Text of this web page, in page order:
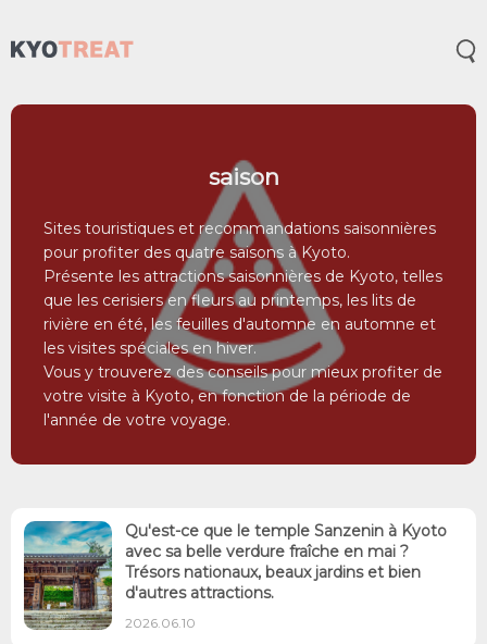
saison
Sites touristiques et recommandations saisonnières
pour profiter des quatre saisons à Kyoto.
Présente les attractions saisonnières de Kyoto, telles
que les cerisiers en fleurs au printemps, les lits de
rivière en été, les feuilles d'automne en automne et
les visites spéciales en hiver.
Vous y trouverez des conseils pour mieux profiter de
votre visite à Kyoto, en fonction de la période de
l'année de votre voyage.
Qu'est-ce que le temple Sanzenin à Kyoto
avec sa belle verdure fraîche en mai ?
Trésors nationaux, beaux jardins et bien
d'autres attractions.
2026.06.10